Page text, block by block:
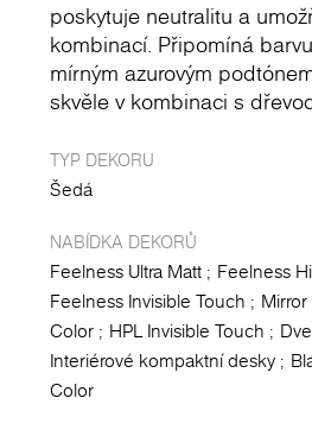
poskytuje neutralitu a
kombinací. Připomíná
mírným azurovým
skvěle v kombinaci s
TYP DEKORU
Šedá
NABÍDKA DEKORŮ
Feelness Ultra Matt
Feelness
Feelness Invisible Touch
Color
HPL Invisible Touch
Interiérové kompaktní desky
Color